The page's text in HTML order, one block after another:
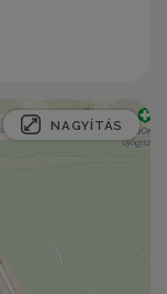
NAGYÍTÁS